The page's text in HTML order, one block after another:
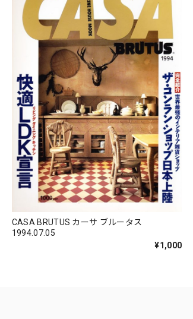
CASA BRUTUS カーサ ブルータス
1994.07.05
¥1,000